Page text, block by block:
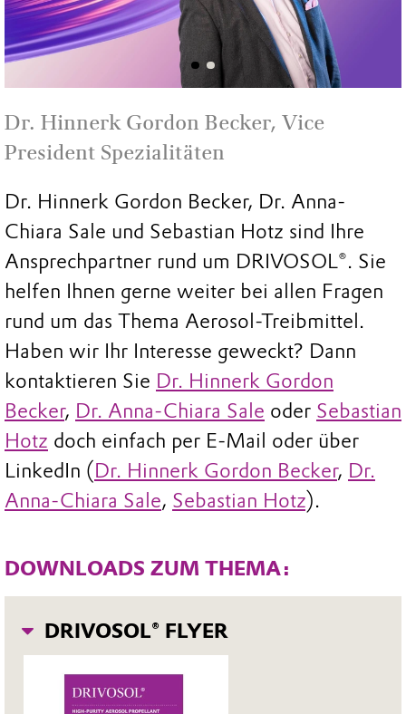
Dr. Hinnerk Gordon Becker, Vice
President Spezialitäten
Dr. Hinnerk Gordon Becker, Dr. Anna-
Chiara Sale und Sebastian Hotz sind Ihre
Ansprechpartner rund um DRIVOSOL®. Sie
helfen Ihnen gerne weiter bei allen Fragen
rund um das Thema Aerosol-Treibmittel.
Haben wir Ihr Interesse geweckt? Dann
kontaktieren Sie Dr. Hinnerk Gordon
Becker, Dr. Anna-Chiara Sale oder Sebastian
Hotz doch einfach per E-Mail oder über
LinkedIn (Dr. Hinnerk Gordon Becker, Dr.
Anna-Chiara Sale, Sebastian Hotz).
DOWNLOADS ZUM THEMA:
DRIVOSOL® FLYER